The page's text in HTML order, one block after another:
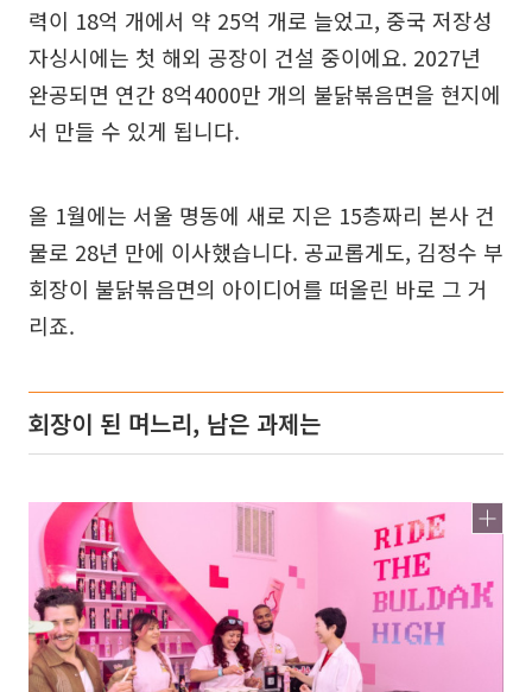
력이 18억 개에서 약 25억 개로 늘었고, 중국 저장성
자싱시에는 첫 해외 공장이 건설 중이에요. 2027년
완공되면 연간 8억4000만 개의 불닭볶음면을 현지에
서 만들 수 있게 됩니다.
올 1월에는 서울 명동에 새로 지은 15층짜리 본사 건
물로 28년 만에 이사했습니다. 공교롭게도, 김정수 부
회장이 불닭볶음면의 아이디어를 떠올린 바로 그 거
리죠.
회장이 된 며느리, 남은 과제는